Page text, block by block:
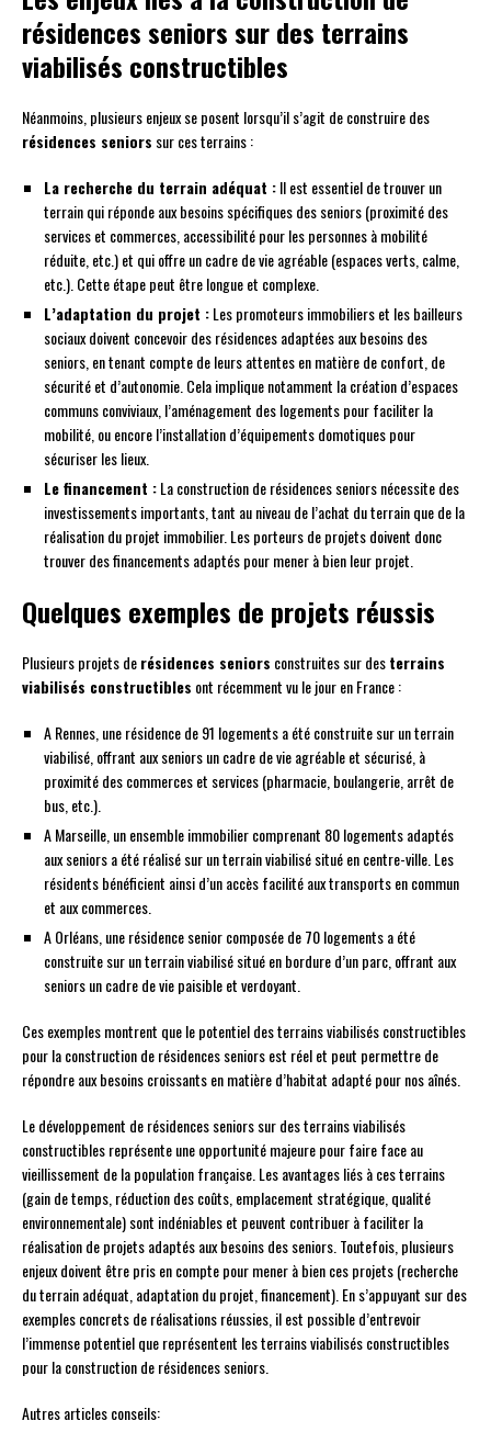
résidences seniors sur des terrains
viabilisés constructibles
Néanmoins, plusieurs enjeux se posent lorsqu’il s’agit de construire des
résidences seniors sur ces terrains :
La recherche du terrain adéquat :Il est essentiel de trouver un
terrain qui réponde aux besoins spécifiques des seniors (proximité des
services et commerces, accessibilité pour les personnes à mobilité
réduite, etc.) et qui offre un cadre de vie agréable (espaces verts, calme,
etc.). Cette étape peut être longue et complexe.
L’adaptation du projet :Les promoteurs immobiliers et les bailleurs
sociaux doivent concevoir des résidences adaptées aux besoins des
seniors, en tenant compte de leurs attentes en matière de confort, de
sécurité et d’autonomie. Cela implique notamment la création d’espaces
communs conviviaux, l’aménagement des logements pour faciliter la
mobilité, ou encore l’installation d’équipements domotiques pour
sécuriser les lieux.
Le financement :La construction de résidences seniors nécessite des
investissements importants, tant au niveau de l’achat du terrain que de la
réalisation du projet immobilier. Les porteurs de projets doivent donc
trouver des financements adaptés pour mener à bien leur projet.
Quelques exemples de projets réussis
Plusieurs projets derésidences seniors construites sur desterrains
viabilisés constructibles ont récemment vu le jour en France :
A Rennes, une résidence de 91 logements a été construite sur un terrain
viabilisé, offrant aux seniors un cadre de vie agréable et sécurisé, à
proximité des commerces et services (pharmacie, boulangerie, arrêt de
bus, etc.).
A Marseille, un ensemble immobilier comprenant 80 logements adaptés
aux seniors a été réalisé sur un terrain viabilisé situé en centre-ville. Les
résidents bénéficient ainsi d’un accès facilité aux transports en commun
et aux commerces.
A Orléans, une résidence senior composée de 70 logements a été
construite sur un terrain viabilisé situé en bordure d’un parc, offrant aux
seniors un cadre de vie paisible et verdoyant.
Ces exemples montrent que le potentiel des terrains viabilisés constructibles
pour la construction de résidences seniors est réel et peut permettre de
répondre aux besoins croissants en matière d’habitat adapté pour nos aînés.
Le développement de résidences seniors sur des terrains viabilisés
constructibles représente une opportunité majeure pour faire face au
vieillissement de la population française. Les avantages liés à ces terrains
(gain de temps, réduction des coûts, emplacement stratégique, qualité
environnementale) sont indéniables et peuvent contribuer à faciliter la
réalisation de projets adaptés aux besoins des seniors. Toutefois, plusieurs
enjeux doivent être pris en compte pour mener à bien ces projets (recherche
du terrain adéquat, adaptation du projet, financement). En s’appuyant sur des
exemples concrets de réalisations réussies, il est possible d’entrevoir
l’immense potentiel que représentent les terrains viabilisés constructibles
pour la construction de résidences seniors.
Autres articles conseils: